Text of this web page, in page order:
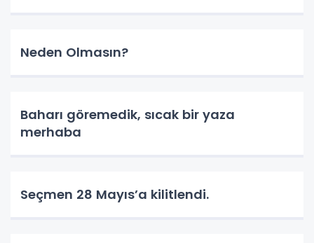
Neden Olmasın?
Baharı göremedik, sıcak bir yaza
merhaba
Seçmen 28 Mayıs’a kilitlendi.